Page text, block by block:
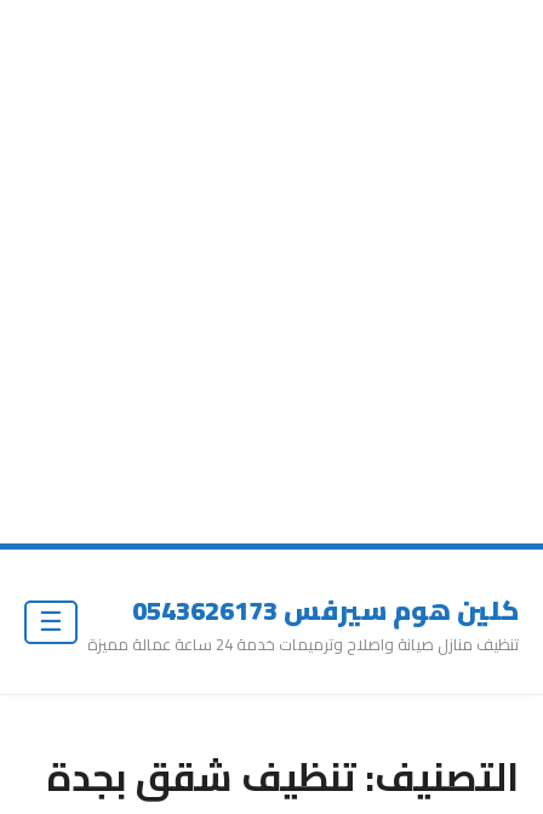
كلين هوم سيرفس 0543626173
تنظيف منازل صيانة واصلاح وترميمات خدمة 24 ساعة عمالة مميزة
التصنيف:تنظيف شقق بجدة